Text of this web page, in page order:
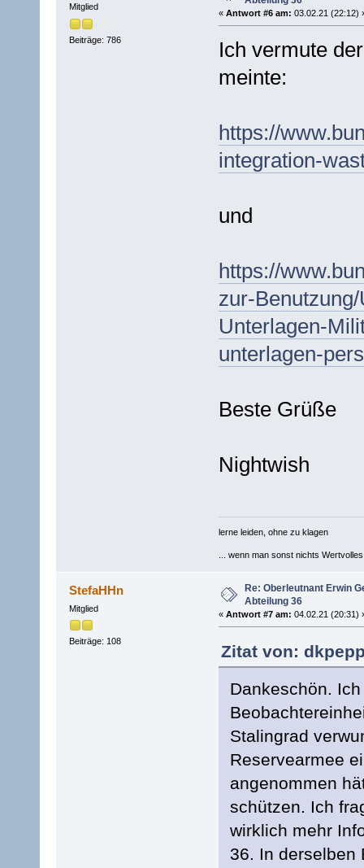
Mitglied
Beiträge: 786
« Antwort #6 am: 03.02.21 (22:12)
Ich vermute
meinte:
https://
integration-
und
https://
zur-
Unterlagen-
unterlagen-
Beste Grüße
Nightwish
lerne leiden, ohne zu klagen
... wenn man sonst nichts
StefaHHn
Mitglied
Beiträge: 108
Re: Oberleutnant Erwin
Abteilung 36
« Antwort #7 am: 04.02.21 (20:31)
Zitat von:
Dankeschön.
Stalingrad
Reservearmee
angenommen
schützen. Ich
wirklich mehr
36. In derselben